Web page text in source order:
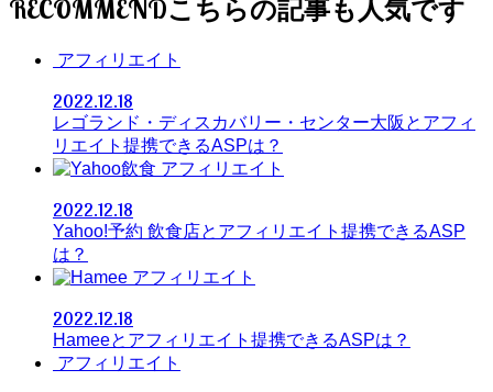
RECOMMEND
アフィリエイト
2022.12.18
レゴランド・ディスカバリー・センター大阪とアフィ
リエイト提携できるASPは？
アフィリエイト
2022.12.18
Yahoo!予約 飲食店とアフィリエイト提携できるASP
は？
アフィリエイト
2022.12.18
Hameeとアフィリエイト提携できるASPは？
アフィリエイト